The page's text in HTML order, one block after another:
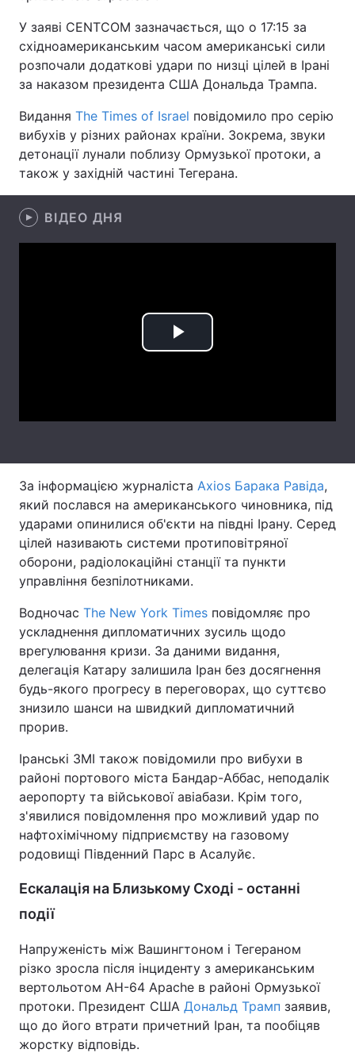
Техно і зв'язок Лайт
Зброя Інциденти
Туризм
Цікавинки Погода
Екологія Регіони
Вакансії
Тема оформлення
У заяві CENTCOM зазначається, що о 17:15 за
східноамериканським часом американські сили
розпочали додаткові удари по низці цілей в Ірані
за наказом президента США Дональда Трампа.
Видання The Times of Israel повідомило про серію
вибухів у різних районах країни. Зокрема, звуки
детонації лунали поблизу Ормузької протоки, а
також у західній частині Тегерана.
ВІДЕО ДНЯ
Play
За інформацією журналіста Axios Барака Равіда,
який послався на американського чиновника, під
ударами опинилися об'єкти на півдні Ірану. Серед
цілей називають системи протиповітряної
оборони, радіолокаційні станції та пункти
управління безпілотниками.
Водночас The New York Times повідомляє про
ускладнення дипломатичних зусиль щодо
врегулювання кризи. За даними видання,
делегація Катару залишила Іран без досягнення
будь-якого прогресу в переговорах, що суттєво
знизило шанси на швидкий дипломатичний
прорив.
Іранські ЗМІ також повідомили про вибухи в
районі портового міста Бандар-Аббас, неподалік
аеропорту та військової авіабази. Крім того,
з'явилися повідомлення про можливий удар по
нафтохімічному підприємству на газовому
родовищі Південний Парс в Асалуйє.
Ескалація на Близькому Сході - останні
події
Напруженість між Вашингтоном і Тегераном
різко зросла після інциденту з американським
вертольотом AH-64 Apache в районі Ормузької
протоки. Президент США Дональд Трамп заявив,
що до його втрати причетний Іран, та пообіцяв
жорстку відповідь.